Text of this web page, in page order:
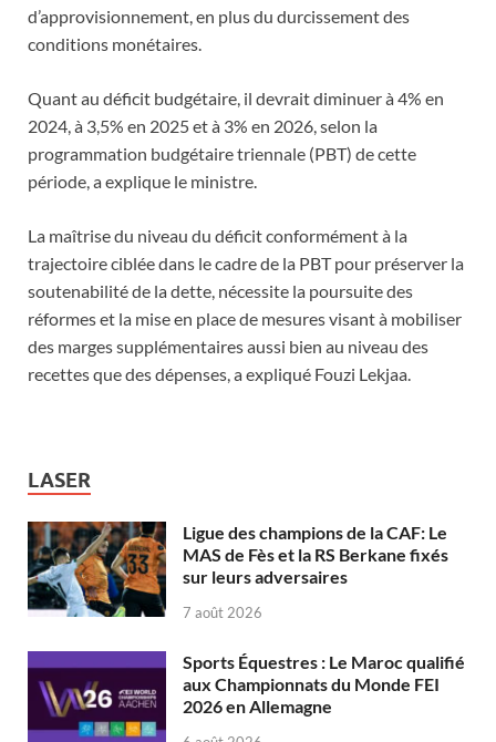
d’approvisionnement, en plus du durcissement des
conditions monétaires.
Quant au déficit budgétaire, il devrait diminuer à 4% en
2024, à 3,5% en 2025 et à 3% en 2026, selon la
programmation budgétaire triennale (PBT) de cette
période, a explique le ministre.
La maîtrise du niveau du déficit conformément à la
trajectoire ciblée dans le cadre de la PBT pour préserver la
soutenabilité de la dette, nécessite la poursuite des
réformes et la mise en place de mesures visant à mobiliser
des marges supplémentaires aussi bien au niveau des
recettes que des dépenses, a expliqué Fouzi Lekjaa.
LASER
Ligue des champions de la CAF: Le
MAS de Fès et la RS Berkane fixés
sur leurs adversaires
7 août 2026
Sports Équestres : Le Maroc qualifié
aux Championnats du Monde FEI
2026 en Allemagne